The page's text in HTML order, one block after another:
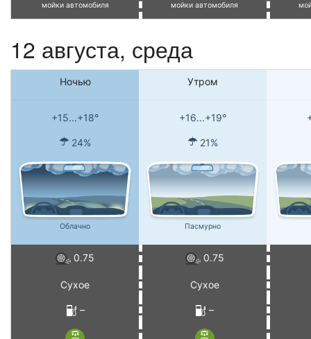
мойки автомобиля
мойки автомобиля
12 августа, среда
Ночью Утром
+15...+18° +16...+19°
24% 21%
Облачно Пасмурно
0.75 0.75
Сухое Сухое
– –